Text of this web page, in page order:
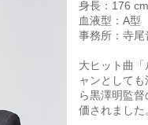
身長：176 cm
血液型：A型
事務所：寺尾
大ヒット曲
ャンとして
ら黒澤明監
価されました